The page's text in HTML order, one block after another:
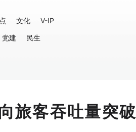
文化
V-IP
党建
民生
旅客吞吐量突破